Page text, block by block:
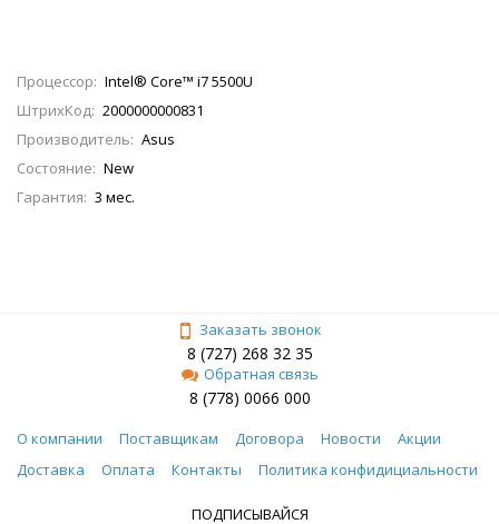
Процессор: Intel® Core™ i7 5500U
ШтрихКод: 2000000000831
Производитель: Asus
Состояние: New
Гарантия: 3 мес.
Заказать звонок
8 (727) 268 32 35
Обратная связь
8 (778) 0066 000
О компании Поставщикам Договора Новости
Акции
Доставка
Оплата Контакты Политика конфидициальности
ПОДПИСЫВАЙСЯ